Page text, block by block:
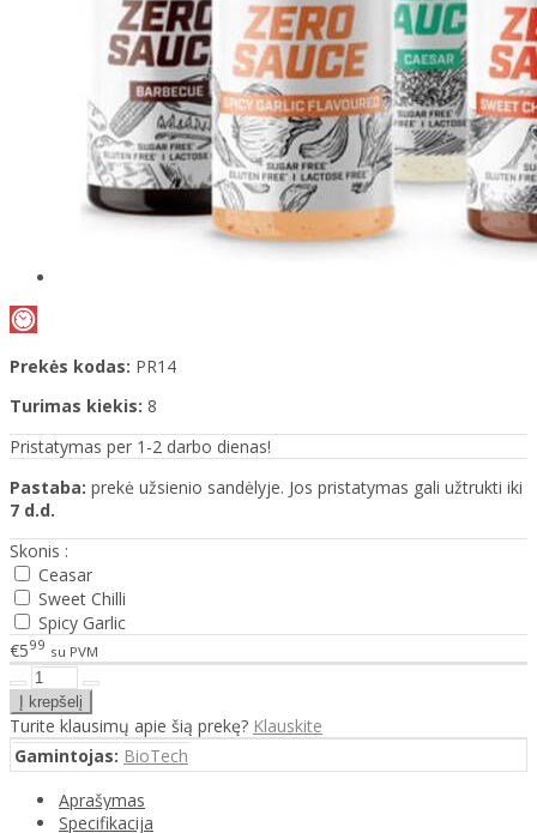
Prekės kodas: PR14
Turimas kiekis: 8
Pristatymas per 1-2 darbo dienas!
Pastaba: prekė užsienio sandėlyje. Jos pristatymas gali užtrukti iki
7 d.d.
Skonis :
Ceasar
Sweet Chilli
Spicy Garlic
€599 su PVM
Turite klausimų apie šią prekę? Klauskite
Gamintojas: BioTech
Aprašymas
Specifikacija